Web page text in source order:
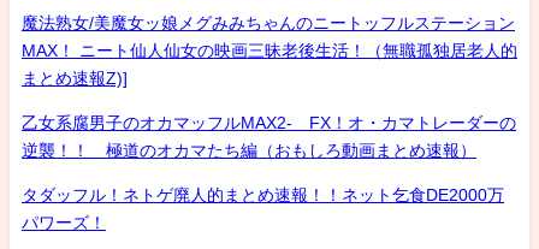
魔法熟女/美魔女ッ娘メグみみちゃんのニートッフルステーション
MAX！ ニート仙人仙女の映画三昧老後生活！（無職孤独居老人的
まとめ速報Z)]
乙女系腐男子のオカマッフルMAX2- FX！オ・カマトレーダーの
逆襲！！ 極道のオカマたち編（おもしろ動画まとめ速報）
タダッフル！ネトゲ廃人的まとめ速報！！ネット乞食DE2000万
パワーズ！